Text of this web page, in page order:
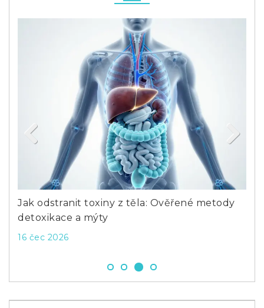
Jak odstranit toxiny z těla: Ověřené metody
detoxikace a mýty
16 čec 2026
Previous